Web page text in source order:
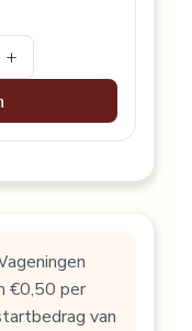
+
€0,50 per
van